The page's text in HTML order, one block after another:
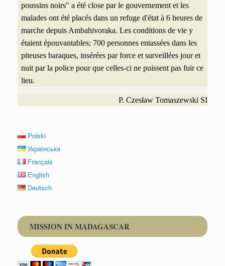
poussins noirs" a été close par le gouvernement et les
malades ont été placés dans un refuge d'état à 6 heures de
marche depuis Ambahivoraka. Les conditions de vie y
étaient épouvantables; 700 personnes entassées dans les
piteuses baraques, insérées par force et surveillées jour et
nuit par la police pour que celles-ci ne puissent pas fuir ce
lieu.
P. Czesław Tomaszewski SI
Polski
Українська
Français
English
Deutsch
MISSION IN MADAGASCAR